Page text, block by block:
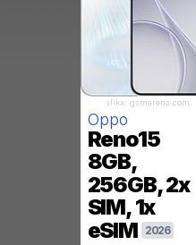
slika: gsmarena.com
Oppo
Reno15
8GB,
256GB, 2x
SIM, 1x
eSIM
2026